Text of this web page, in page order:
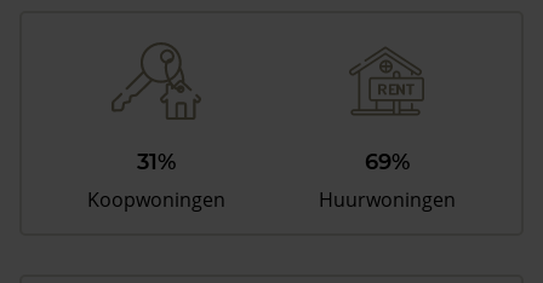
31%
Koopwoningen
69%
Huurwoningen